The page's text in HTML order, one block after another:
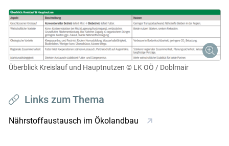
Überblick Kreislauf und Hauptnutzen © LK OÖ / Doblmair
Links zum Thema
Nährstoffaustausch im Ökolandbau